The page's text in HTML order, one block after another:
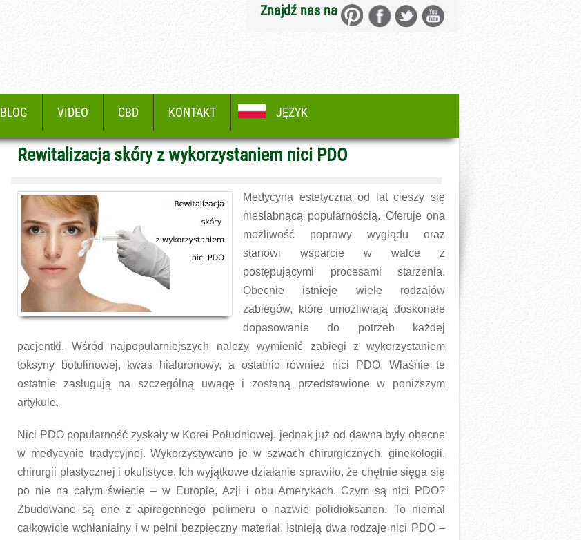
Znajdź nas na
BLOG VIDEO CBD KONTAKT JĘZYK
Rewitalizacja skóry z wykorzystaniem nici PDO
Medycyna estetyczna od lat cieszy się
niesłabnącą popularnością. Oferuje ona
możliwość poprawy wyglądu oraz
stanowi wsparcie w walce z
postępującymi procesami starzenia.
Obecnie istnieje wiele rodzajów
zabiegów, które umożliwiają doskonałe
dopasowanie do potrzeb każdej
pacjentki. Wśród najpopularniejszych należy wymienić zabiegi z wykorzystaniem
toksyny botulinowej, kwas hialuronowy, a ostatnio również nici PDO. Właśnie te
ostatnie zasługują na szczególną uwagę i zostaną przedstawione w poniższym
artykule.
Nici PDO popularność zyskały w Korei Południowej, jednak już od dawna były obecne
w medycynie tradycyjnej. Wykorzystywano je w szwach chirurgicznych, ginekologii,
chirurgii plastycznej i okulistyce. Ich wyjątkowe działanie sprawiło, że chętnie sięga się
po nie na całym świecie – w Europie, Azji i obu Amerykach. Czym są nici PDO?
Zbudowane są one z apirogennego polimeru o nazwie polidioksanon. To niemal
całkowicie wchłanialny i w pełni bezpieczny materiał. Istnieją dwa rodzaje nici PDO –